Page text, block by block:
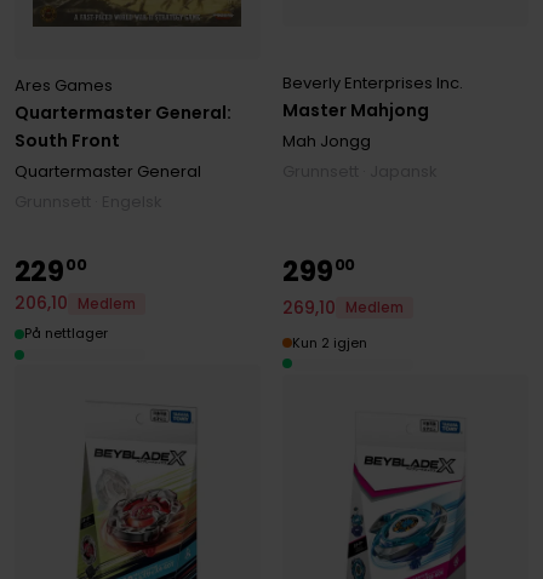
Quartermaster General:
South Front
Ares Games
Quartermaster General
Master Mahjong
Beverly Enterprises Inc.
Mah Jongg
22900
206,10
Medlem
På nettlager
29900
269,10
Medlem
Kun 2 igjen